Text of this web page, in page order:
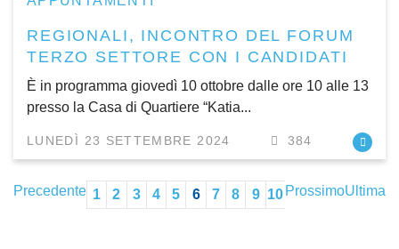
REGIONALI, INCONTRO DEL FORUM
TERZO SETTORE CON I CANDIDATI
È in programma giovedì 10 ottobre dalle ore 10 alle 13
presso la Casa di Quartiere “Katia...
LUNEDÌ 23 SETTEMBRE 2024 384
Precedente 1 2 3 4 5 6 7 8 9 10 ProssimoUltima